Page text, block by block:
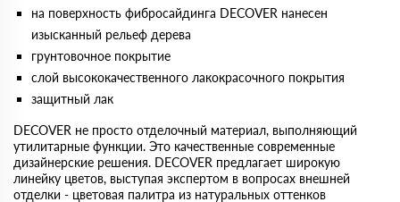
на поверхность фибросайдинга DECOVER нанесен
изысканный рельеф дерева
грунтовочное покрытие
слой высококачественного лакокрасочного покрытия
защитный лак
DECOVER не просто отделочный материал, выполняющий
утилитарные функции. Это качественные современные
дизайнерские решения. DECOVER предлагает широкую
линейку цветов, выступая экспертом в вопросах внешней
отделки - цветовая палитра из натуральных оттенков